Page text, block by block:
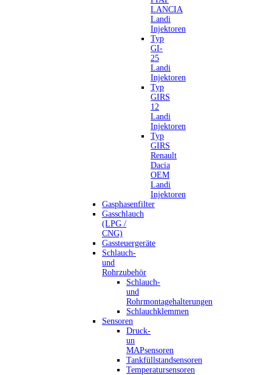
LANCIA
Landi
Injektoren
Typ
GI-
25
Landi
Injektoren
Typ
GIRS
12
Landi
Injektoren
Typ
GIRS
Renault
Dacia
OEM
Landi
Injektoren
Gasphasenfilter
Gasschlauch
(LPG /
CNG)
Gassteuergeräte
Schlauch-
und
Rohrzubehör
Schlauch-
und
Rohrmontagehalterungen
Schlauchklemmen
Sensoren
Druck-
un
MAPsensoren
Tankfüllstandsensoren
Temperatursensoren